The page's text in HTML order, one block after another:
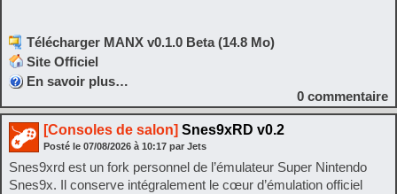
Télécharger MANX v0.1.0 Beta (14.8 Mo)
Site Officiel
En savoir plus…
0 commentaire
[Consoles de salon] Snes9xRD v0.2
Posté le 07/08/2026 à 10:17 par Jets
Snes9xrd est un fork personnel de l’émulateur Super Nintendo
Snes9x. Il conserve intégralement le cœur d’émulation officiel